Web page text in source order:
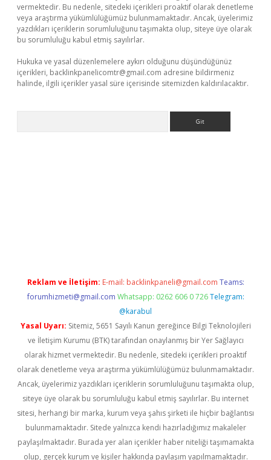
vermektedir. Bu nedenle, sitedeki içerikleri proaktif olarak denetleme
veya araştırma yükümlülüğümüz bulunmamaktadır. Ancak, üyelerimiz
yazdıkları içeriklerin sorumluluğunu taşımakta olup, siteye üye olarak
bu sorumluluğu kabul etmiş sayılırlar.
Hukuka ve yasal düzenlemelere aykırı olduğunu düşündüğünüz
içerikleri, backlinkpanelicomtr@gmail.com adresine bildirmeniz
halinde, ilgili içerikler yasal süre içerisinde sitemizden kaldırılacaktır.
Reklam ve İletişim: E-mail: backlinkpaneli@gmail.com Teams:
forumhizmeti@gmail.com Whatsapp: 0262 606 0 726 Telegram:
@karabul
Yasal Uyarı: Sitemiz, 5651 Sayılı Kanun gereğince Bilgi Teknolojileri
ve İletişim Kurumu (BTK) tarafından onaylanmış bir Yer Sağlayıcı
olarak hizmet vermektedir. Bu nedenle, sitedeki içerikleri proaktif
olarak denetleme veya araştırma yükümlülüğümüz bulunmamaktadır.
Ancak, üyelerimiz yazdıkları içeriklerin sorumluluğunu taşımakta olup,
siteye üye olarak bu sorumluluğu kabul etmiş sayılırlar. Bu internet
sitesi, herhangi bir marka, kurum veya şahıs şirketi ile hiçbir bağlantısı
bulunmamaktadır. Sitede yalnızca kendi hazırladığımız makaleler
paylaşılmaktadır. Burada yer alan içerikler haber niteliği taşımamakta
olup, gerçek kurum ve kişiler hakkında paylaşım yapılmamaktadır.